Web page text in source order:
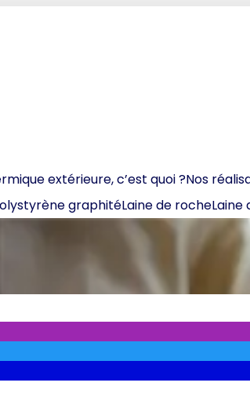
extérieure, c’est quoi ?Nos
graphitéLaine de rocheLaine